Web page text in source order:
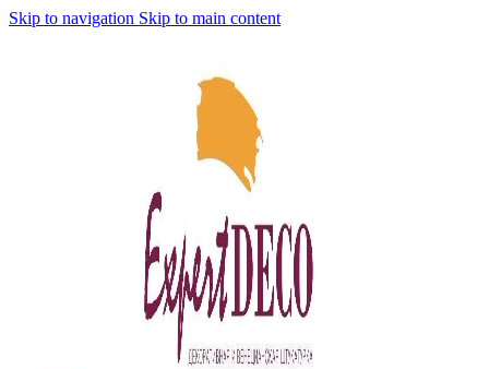
Skip to navigation Skip to main content